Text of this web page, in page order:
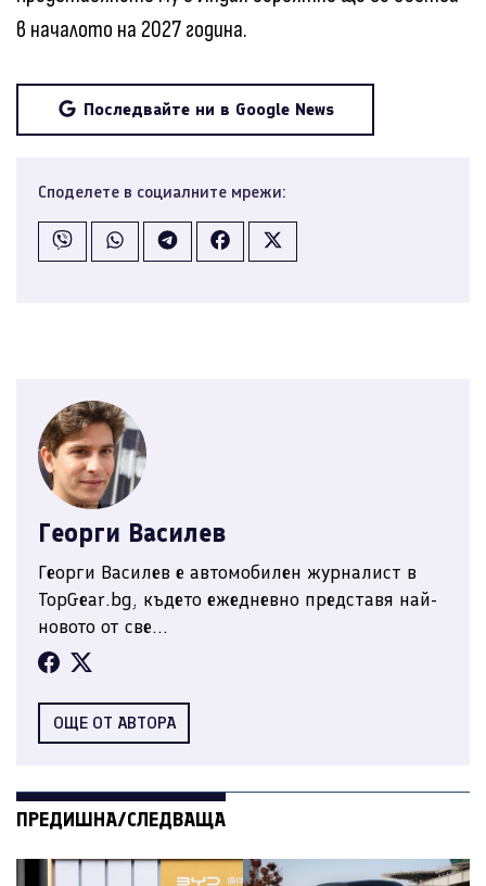
в началото на 2027 година.
Последвайте ни в Google News
Споделете в социалните мрежи:
Георги Василев
Георги Василев е автомобилен журналист в
TopGear.bg, където ежедневно представя най-
новото от све...
ОЩЕ ОТ АВТОРА
ПРЕДИШНА/СЛЕДВАЩА